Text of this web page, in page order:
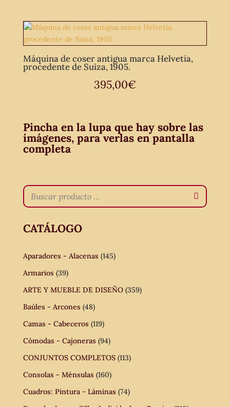
Máquina de coser antigua marca Helvetia,
procedente de Suiza, 1905.
395,00€
Pincha en la lupa que hay sobre las
imágenes, para verlas en pantalla
completa
CATÁLOGO
Aparadores - Alacenas (145)
Armarios (39)
ARTE Y MUEBLE DE DISEÑO (359)
Baúles - Arcones (48)
Camas - Cabeceros (119)
Cómodas - Cajoneras (94)
CONJUNTOS COMPLETOS (113)
Consolas - Ménsulas (160)
Cuadros: Pintura - Láminas (74)